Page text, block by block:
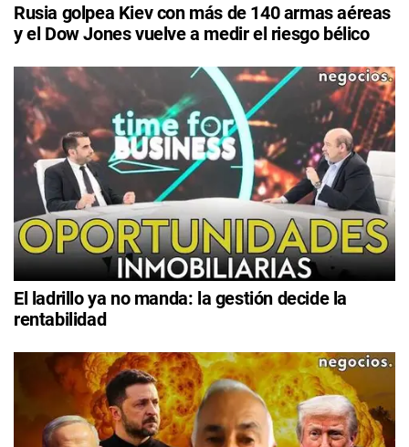
Rusia golpea Kiev con más de 140 armas aéreas
y el Dow Jones vuelve a medir el riesgo bélico
El ladrillo ya no manda: la gestión decide la
rentabilidad